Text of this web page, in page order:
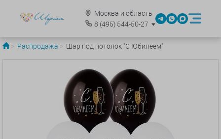
Москва и область
8 (495)544-50-27
Распродажа Шар под потолок "С Юбилеем"